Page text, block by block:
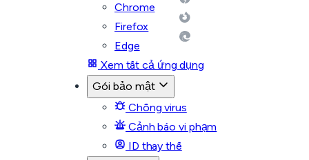
Chrome
Firefox
Edge
Xem tất cả ứng dụng
Gói bảo mật
Chống virus
Cảnh báo vi phạm
ID thay thế